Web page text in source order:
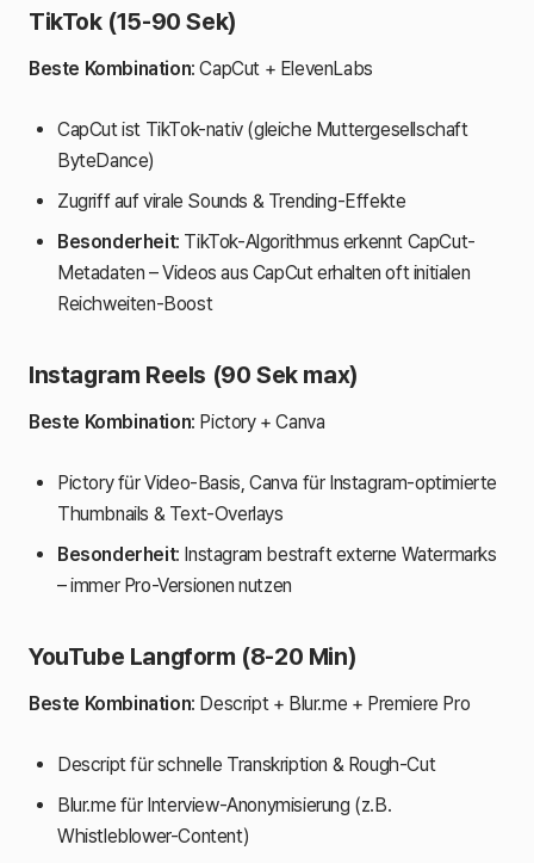
TikTok (15-90 Sek)
Beste Kombination: CapCut + ElevenLabs
CapCut ist TikTok-nativ (gleiche Muttergesellschaft
ByteDance)
Zugriff auf virale Sounds & Trending-Effekte
Besonderheit: TikTok-Algorithmus erkennt CapCut-
Metadaten – Videos aus CapCut erhalten oft initialen
Reichweiten-Boost
Instagram Reels (90 Sek max)
Beste Kombination: Pictory + Canva
Pictory für Video-Basis, Canva für Instagram-optimierte
Thumbnails & Text-Overlays
Besonderheit: Instagram bestraft externe Watermarks
– immer Pro-Versionen nutzen
YouTube Langform (8-20 Min)
Beste Kombination: Descript + Blur.me + Premiere Pro
Descript für schnelle Transkription & Rough-Cut
Blur.me für Interview-Anonymisierung (z.B.
Whistleblower-Content)